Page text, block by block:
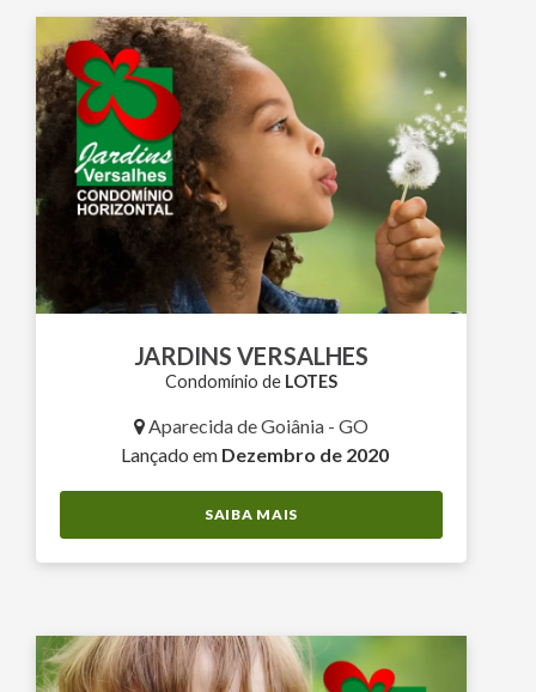
JARDINS VERSALHES
Condomínio de LOTES
Aparecida de Goiânia - GO
Lançado em Dezembro de 2020
SAIBA MAIS